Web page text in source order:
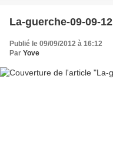
La-guerche-09-09-12
Publié le 09/09/2012 à 16:12
Par Yove